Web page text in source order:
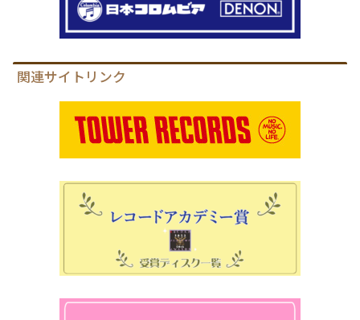
関連サイトリンク